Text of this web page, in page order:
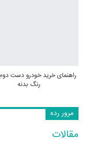
راهنمای خرید خودرو دست
رنگ بدنه
مرور رده
مقالات